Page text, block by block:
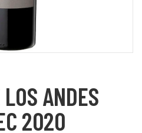
ANDES
2020